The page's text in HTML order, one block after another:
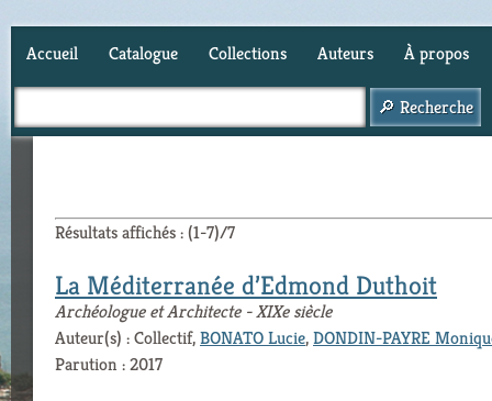
Accueil Catalogue Collections Auteurs À propos
Résultats affichés : (1-7)/7
La Méditerranée d’Edmond Duthoit
Archéologue et Architecte - XIXe siècle
Auteur(s) : Collectif,BONATO Lucie,DONDIN-PAYRE
Parution : 2017